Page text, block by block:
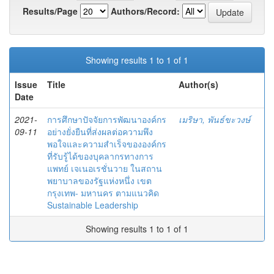
Results/Page
Authors/Record:
Showing results 1 to 1 of 1
Issue
Date
Title Author(s)
2021-
09-11
การศึกษาปัจจัยการพัฒนาองค์กร
อย่างยั่งยืนที่ส่งผลต่อความพึง
พอใจและความสำเร็จขององค์กร
ที่รับรู้ได้ของบุคลากรทางการ
แพทย์ เจเนอเรชั่นวาย ในสถาน
พยาบาลของรัฐแห่งหนึ่ง เขต
กรุงเทพ- มหานคร ตามแนวคิด
Sustainable Leadership
เมริษา, พันธ์ขะวงษ์
Showing results 1 to 1 of 1